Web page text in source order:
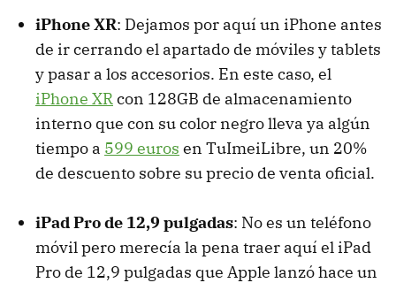
iPhone XR: Dejamos por aquí un iPhone antes
de ir cerrando el apartado de móviles y tablets
y pasar a los accesorios. En este caso, el
iPhone XRcon 128GB de almacenamiento
interno que con su color negro lleva ya algún
tiempo a 599 euros en TuImeiLibre, un 20%
de descuento sobre su precio de venta oficial.
iPad Pro de 12,9 pulgadas: No es un teléfono
móvil pero merecía la pena traer aquí el iPad
Pro de 12,9 pulgadas que Apple lanzó hace un